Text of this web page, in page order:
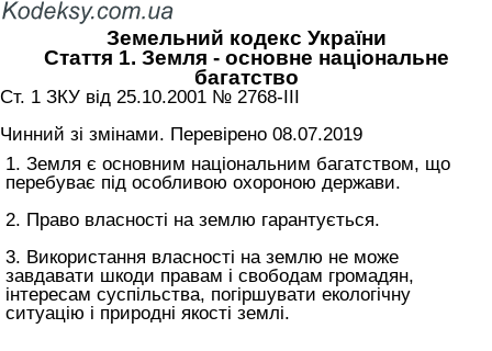
Земельний кодекс України
Стаття 1. Земля - основне національне
багатство
Ст. 1 ЗКУ від 25.10.2001 № 2768-III
Чинний зі змінами. Перевірено 08.07.2019
1. Земля є основним національним багатством, що
перебуває під особливою охороною держави.
2. Право власності на землю гарантується.
3. Використання власності на землю не може
завдавати шкоди правам і свободам громадян,
інтересам суспільства, погіршувати екологічну
ситуацію і природні якості землі.